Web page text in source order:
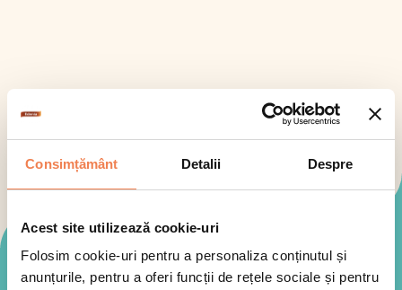
Consimțământ Detalii Despre
Acest site utilizează cookie-uri
Folosim cookie-uri pentru a personaliza conținutul și
anunțurile, pentru a oferi funcții de rețele sociale și pentru
Mod de preparare